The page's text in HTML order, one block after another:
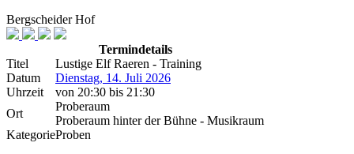
Bergscheider Hof
Termindetails
Titel
Lustige Elf Raeren - Training
Datum
Dienstag, 14. Juli 2026
Uhrzeit
von 20:30 bis 21:30
Ort
Proberaum
Proberaum hinter der Bühne - Musikraum
KategorieProben